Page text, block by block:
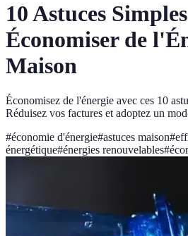
10 Astuces
Économiser de
Maison
Économisez de l'énergie avec ces 10
Réduisez vos factures et adoptez un
#économie d'énergie#astuces maison#
énergétique#énergies renouvelables#